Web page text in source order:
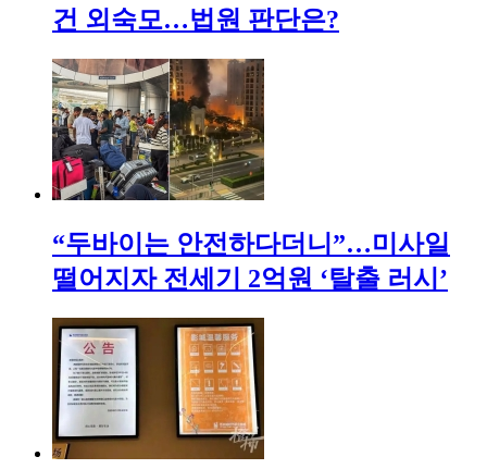
건 외숙모…법원 판단은?
“두바이는 안전하다더니”…미사일
떨어지자 전세기 2억원 ‘탈출 러시’